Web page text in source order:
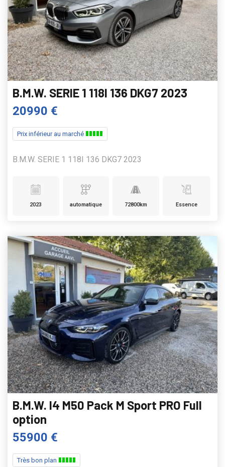
B.M.W. SERIE 1 118I 136 DKG7 2023
20990 €
Prix inférieur au marché
B.M.W. SERIE 1 118I 136 DKG7 2023
2023 automatique 72800km Essence
B.M.W. I4 M50 Pack M Sport PRO Full
option
55900 €
Très bon plan